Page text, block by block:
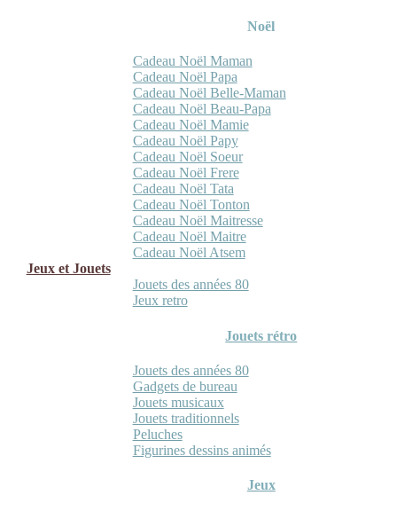
Noël
Cadeau Noël Maman
Cadeau Noël Papa
Cadeau Noël Belle-Maman
Cadeau Noël Beau-Papa
Cadeau Noël Mamie
Cadeau Noël Papy
Cadeau Noël Soeur
Cadeau Noël Frere
Cadeau Noël Tata
Cadeau Noël Tonton
Cadeau Noël Maitresse
Cadeau Noël Maitre
Cadeau Noël Atsem
Jeux et Jouets
Jouets des années 80
Jeux retro
Jouets rétro
Jouets des années 80
Gadgets de bureau
Jouets musicaux
Jouets traditionnels
Peluches
Figurines dessins animés
Jeux